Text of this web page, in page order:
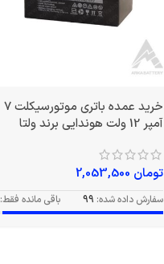
خرید عمده باتری موتورسیکلت 7
آمپر 12 ولت هوندایی برند ولتا
تومان
سفارش داده شده: 99 باقی مانده فقط: